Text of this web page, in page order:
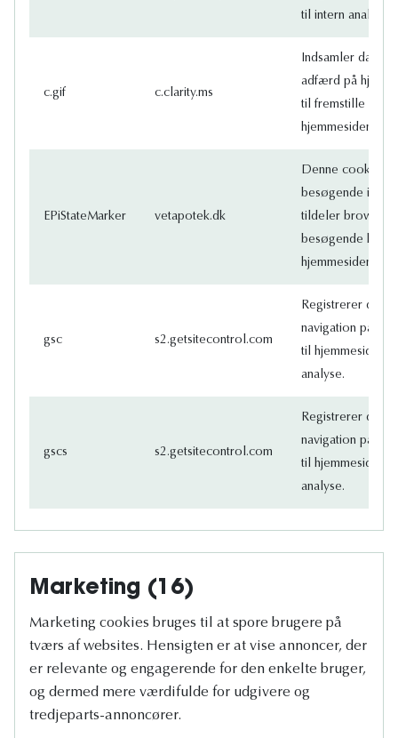
til intern analyse
c.gif c.clarity.ms
Indsamler data
adfærd på
til fremstille
hjemmesidens
EPiStateMarker vetapotek.dk
Denne cookie
besøgende
tildeler
besøgende kan
hjemmesiden.
gsc s2.getsitecontrol.com
Registrerer data
navigation på
til
analyse.
gscs s2.getsitecontrol.com
Registrerer data
navigation på
til
analyse.
Marketing (16)
Marketing cookies bruges til at spore brugere på
tværs af websites. Hensigten er at vise annoncer, der
er relevante og engagerende for den enkelte bruger,
og dermed mere værdifulde for udgivere og
tredjeparts-annoncører.